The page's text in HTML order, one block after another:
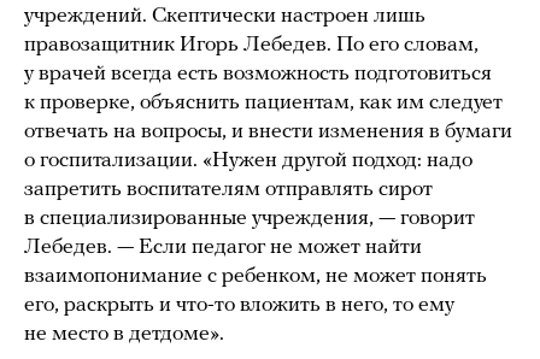
учреждений. Скептически настроен лишь
правозащитник Игорь Лебедев. По его словам,
у врачей всегда есть возможность подготовиться
к проверке, объяснить пациентам, как им следует
отвечать на вопросы, и внести изменения в бумаги
о госпитализации. «Нужен другой подход: надо
запретить воспитателям отправлять сирот
в специализированные учреждения, — говорит
Лебедев. — Если педагог не может найти
взаимопонимание с ребенком, не может понять
его, раскрыть и что-то вложить в него, то ему
не место в детдоме».